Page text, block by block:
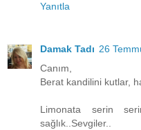
Yanıtla
Damak Tadı 26
Canım,
Berat kandilini kutlar,
Limonata serin
sağlık..Sevgiler..